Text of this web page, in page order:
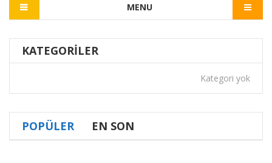
MENU
KATEGORILER
Kategori yok
POPÜLER EN SON